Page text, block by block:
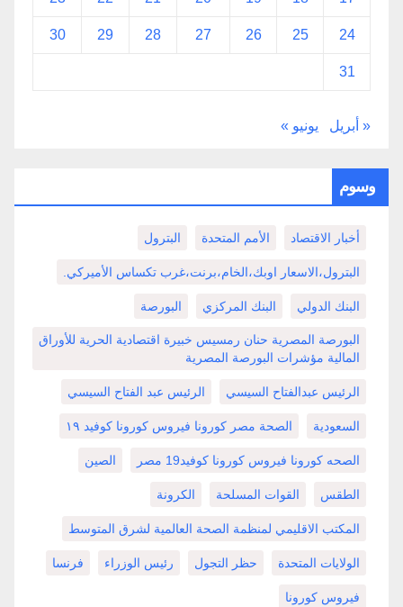
24
25
26
27
28
29
30
31
« أبريل يونيو »
وسوم
أخبار الاقتصاد الأمم المتحدة البترول
البترول،الاسعار اوبك،الخام،برنت،غرب تكساس الأميركي.
البنك الدولي البنك المركزي البورصة
البورصة المصرية حنان رمسيس خبيرة اقتصادية الحرية للأوراق
المالية مؤشرات البورصة المصرية
الرئيس عبدالفتاح السيسي الرئيس عبد الفتاح السيسي
السعودية الصحة مصر كورونا فيروس كورونا كوفيد ١٩
الصحه كورونا فيروس كورونا كوفيد19 مصر الصين
الطقس القوات المسلحة الكرونة
المكتب الاقليمي لمنظمة الصحة العالمية لشرق المتوسط
الولايات المتحدة حظر التجول رئيس الوزراء فرنسا
فيروس كورونا